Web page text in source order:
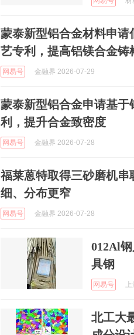
蒙泰新型铝合金材料申
艺专利，提高铝镁合金铸
网易号 金融界 2026-07-29
蒙泰新型铝合金申请基
利，提升合金致密度
网易号 金融界 2026-07-28
福莱蒽特取得三砂磨机
细、分布更窄
网易号 金融界 2026-07-28
012Al
具钢
网易号
北工大